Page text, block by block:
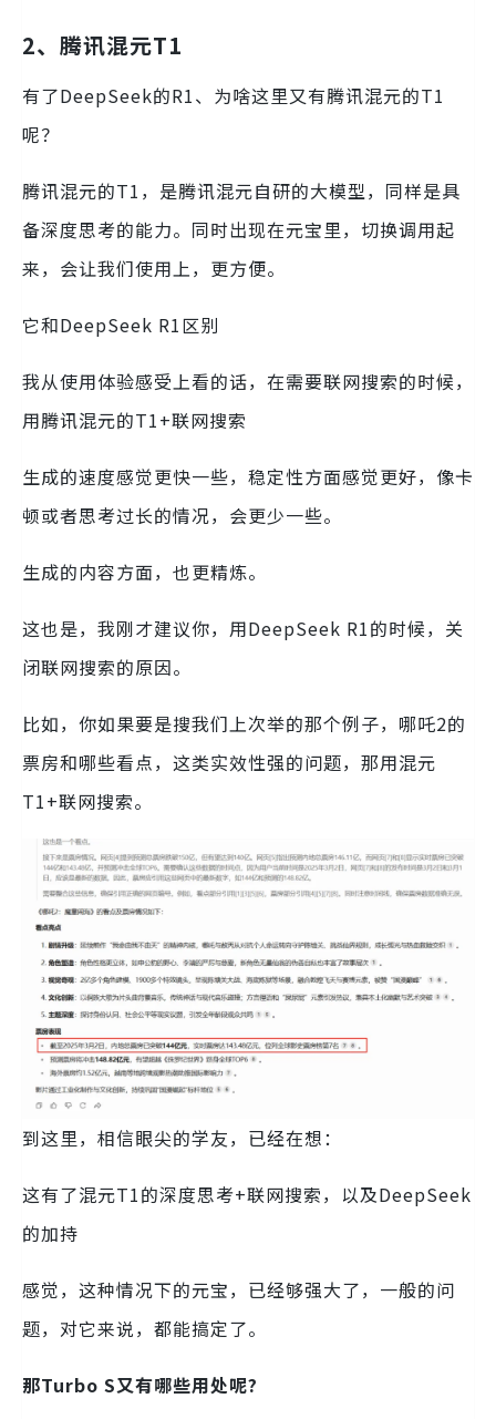
2、腾讯混元T1
有了DeepSeek的R1、为啥这里又有腾讯混元的T1
呢？
腾讯混元的T1，是腾讯混元自研的大模型，同样是具
备深度思考的能力。同时出现在元宝里，切换调用起
来，会让我们使用上，更方便。
它和DeepSeek R1区别
我从使用体验感受上看的话，在需要联网搜索的时候，
用腾讯混元的T1+联网搜索
生成的速度感觉更快一些，稳定性方面感觉更好，像卡
顿或者思考过长的情况，会更少一些。
生成的内容方面，也更精炼。
这也是，我刚才建议你，用DeepSeek R1的时候，关
闭联网搜索的原因。
比如，你如果要是搜我们上次举的那个例子，哪吒2的
票房和哪些看点，这类实效性强的问题，那用混元
T1+联网搜索。
到这里，相信眼尖的学友，已经在想：
这有了混元T1的深度思考+联网搜索，以及DeepSeek
的加持
感觉，这种情况下的元宝，已经够强大了，一般的问
题，对它来说，都能搞定了。
那Turbo S又有哪些用处呢?